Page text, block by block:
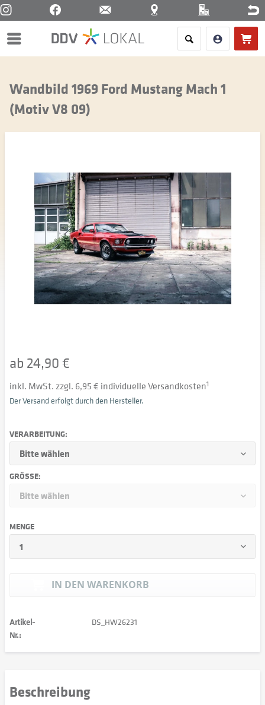
Menü
Wandbild 1969 Ford Mustang Mach 1
(Motiv V8 09)
ab 24,90 €
inkl. MwSt. zzgl. 6,95 € individuelle Versandkosten1
Der Versand erfolgt durch den Hersteller.
VERARBEITUNG:
GRÖSSE:
MENGE
IN DEN WARENKORB
Artikel-
Nr.:
DS_HW26231
Beschreibung